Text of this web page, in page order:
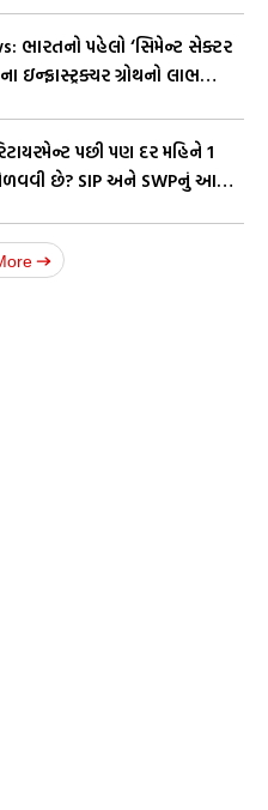
ભારતનો પહેલો ‘સિમેન્ટ સેક્ટર
ઇન્ફ્રાસ્ટ્રક્ચર ગ્રોથનો લાભ
પછી પણ દર મહિને ₹1
છે? SIP અને SWPનું આ